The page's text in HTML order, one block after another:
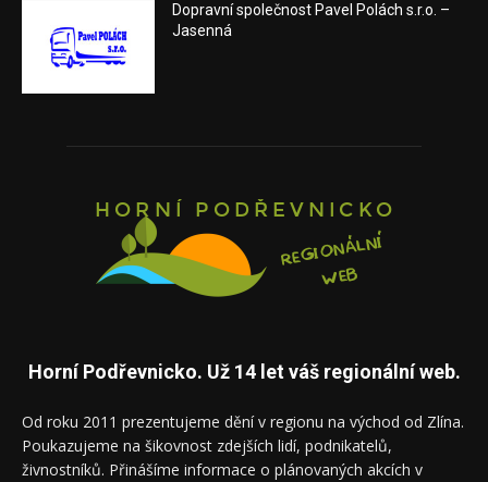
Dopravní společnost Pavel Polách s.r.o. –
Jasenná
Horní Podřevnicko. Už 14 let váš regionální web.
Od roku 2011 prezentujeme dění v regionu na východ od Zlína.
Poukazujeme na šikovnost zdejších lidí, podnikatelů,
živnostníků. Přinášíme informace o plánovaných akcích v